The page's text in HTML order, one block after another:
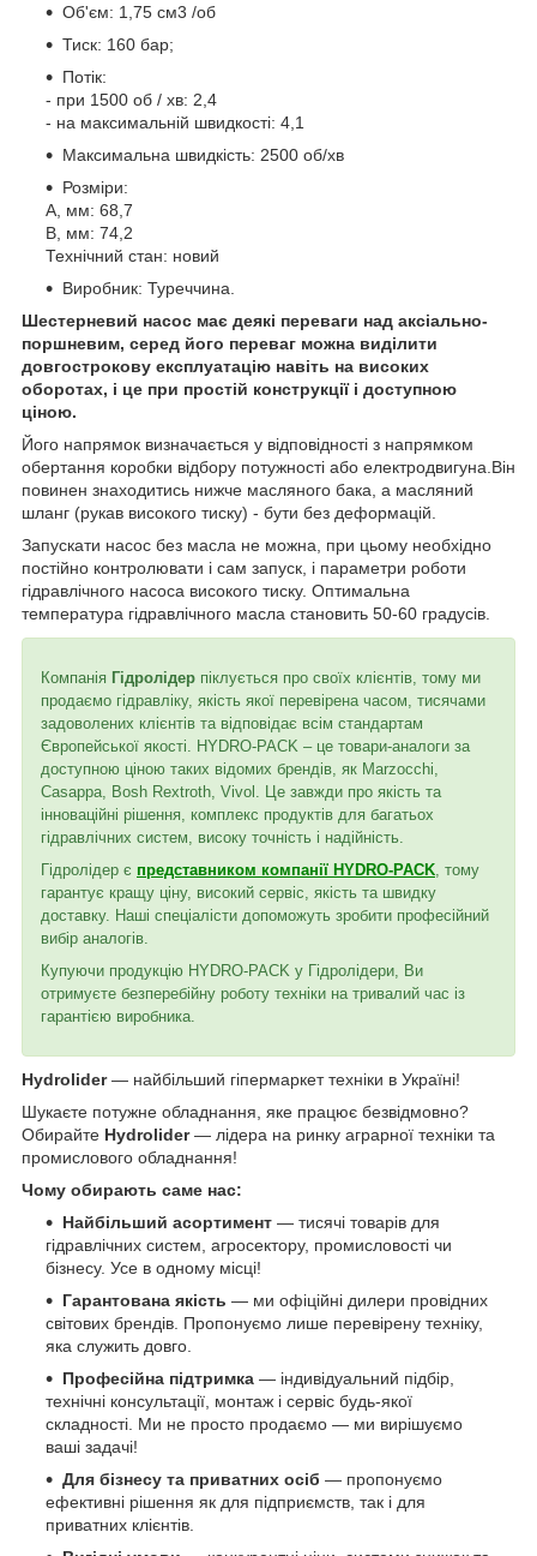
Об'єм: 1,75 см3 /об
Тиск: 160 бар;
Потік:
- при 1500 об / хв: 2,4
- на максимальній швидкості: 4,1
Максимальна швидкість: 2500 об/хв
Розміри:
A, мм: 68,7
B, мм: 74,2
Технічний стан: новий
Виробник: Туреччина.
Шестерневий насос має деякі переваги над аксіально-
поршневим, серед його переваг можна виділити
довгострокову експлуатацію навіть на високих
оборотах, і це при простій конструкції і доступною
ціною.
Його напрямок визначається у відповідності з напрямком
обертання коробки відбору потужності або електродвигуна.Він
повинен знаходитись нижче масляного бака, а масляний
шланг (рукав високого тиску) - бути без деформацій.
Запускати насос без масла не можна, при цьому необхідно
постійно контролювати і сам запуск, і параметри роботи
гідравлічного насоса високого тиску. Оптимальна
температура гідравлічного масла становить 50-60 градусів.
Компанія Гідролідер піклується про своїх клієнтів, тому ми
продаємо гідравліку, якість якої перевірена часом, тисячами
задоволених клієнтів та відповідає всім стандартам
Європейської якості. HYDRO-PACK – це товари-аналоги за
доступною ціною таких відомих брендів, як Marzocchi,
Casappa, Bosh Rextroth, Vivol. Це завжди про якість та
інноваційні рішення, комплекс продуктів для багатьох
гідравлічних систем, високу точність і надійність.
Гідролідер є представником компанії HYDRO-PACK , тому
гарантує кращу ціну, високий сервіс, якість та швидку
доставку. Наші спеціалісти допоможуть зробити професійний
вибір аналогів.
Купуючи продукцію HYDRO-PACK у Гідролідери, Ви
отримуєте безперебійну роботу техніки на тривалий час із
гарантією виробника.
Hydrolider— найбільший гіпермаркет техніки в Україні!
Шукаєте потужне обладнання, яке працює безвідмовно?
Обирайте Hydrolider— лідера на ринку аграрної техніки та
промислового обладнання!
Чому обирають саме нас:
Найбільший асортимент — тисячі товарів для
гідравлічних систем, агросектору, промисловості чи
бізнесу. Усе в одному місці!
Гарантована якість — ми офіційні дилери провідних
світових брендів. Пропонуємо лише перевірену техніку,
яка служить довго.
Професійна підтримка — індивідуальний підбір,
технічні консультації, монтаж і сервіс будь-якої
складності. Ми не просто продаємо — ми вирішуємо
ваші задачі!
Для бізнесу та приватних осіб — пропонуємо
ефективні рішення як для підприємств, так і для
приватних клієнтів.